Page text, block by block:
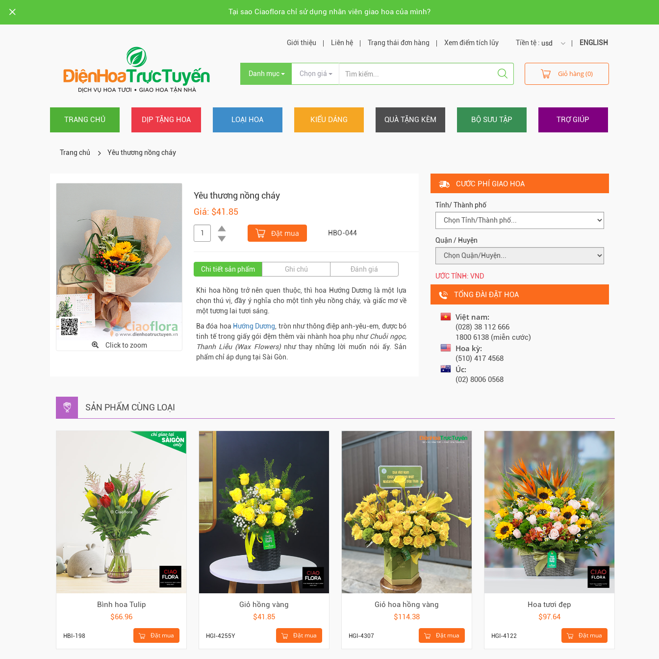
Tại sao Ciaoflora chỉ sử dụng nhân viên giao hoa của mình?
Tiền tệ : usd
usd
vnd
ENGLISH
Giới thiệu Liên hệ Trạng thái đơn hàng Xem điểm tích lũy
Danh mục Chọn giá Giỏ hàng (0)
TRANG CHỦ DỊP TẶNG HOA LOẠI HOA KIỂU DÁNG QUÀ TẶNG KÈM BỘ SƯU TẬP TRỢ GIÚP
Trang chủ Yêu thương nồng cháy
Click to zoom
Yêu thương nồng cháy
Giá: $41.85
Đặt mua HBO-044
Chi tiết sản phẩm Ghi chú Đánh giá
Khi hoa hồng trở nên quen thuộc, thì hoa Hướng Dương là một lựa
chọn thú vị, đầy ý nghĩa cho một tình yêu nồng cháy, và giấc mơ về
một tương lai tươi sáng.
Ba đóa hoa Hướng Dương , tròn như thông điệp anh-yêu-em, được bó
tinh tế trong giấy gói đệm thêm vài nhành hoa phụ nhưChuỗi ngọc,
Thanh Liễu (Wax Flowers) như thay những lời muốn nói ấy. Sản
phẩm chỉ áp dụng tại Sài Gòn.
CƯỚC PHÍ GIAO HOA
Tỉnh/ Thành phố
Quận / Huyện
ƯỚC TÍNH: VND
TỔNG ĐÀI ĐẶT HOA
Việt nam:
(028) 38 112 666
1800 6138 (miễn cước)
Hoa kỳ:
(510) 417 4568
Úc:
(02) 8006 0568
SẢN PHẨM CÙNG LOẠI
Bình hoa Tulip
$66.96
Đặt mua
HBI-198
Giỏ hồng vàng
$41.85
Đặt mua
HGI-4255Y
Giỏ hoa hồng vàng
$114.38
Đặt mua
HGI-4307
Hoa tươi đẹp
$97.64
Đặt mua
HGI-4122